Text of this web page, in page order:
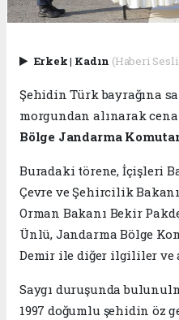
Erkek| Kadın (Haberi
Şehidin Türk bayrağına
morgundan alınarak
Bölge Jandarma
Buradaki törene, İçişleri
Çevre ve Şehircilik
Orman Bakanı Bekir
Ünlü, Jandarma Bölge
Demir ile diğer ilgililer ve
Saygı duruşunda
1997 doğumlu şehidin öz